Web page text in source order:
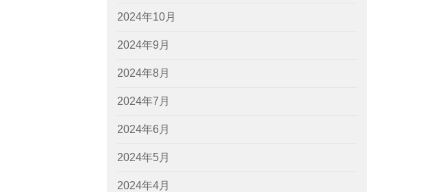
2024年10月
2024年9月
2024年8月
2024年7月
2024年6月
2024年5月
2024年4月